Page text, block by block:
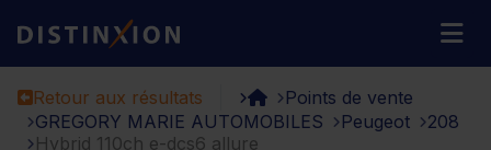
Distinxion
Retour aux résultats
Points de vente
GREGORY MARIE AUTOMOBILES
Peugeot
208
Hybrid 110ch e-dcs6 allure